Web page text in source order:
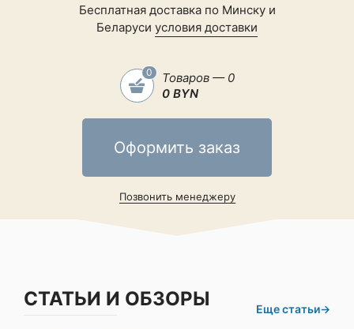
▸Маршруты, ▸Круг на
велосипеде и
измерителем
мощности), ▸Гонки,
достигнутой цели -
время, дистанция,
пульс или калории),
(функциональная
пороговая
мощность), ▸Grit и
велосипедная
динамика,
Бесплатная доставка по Минску и
Беларуси условия доставки
0
Товаров — 0
0 BYN
Оформить заказ
Позвонить менеджеру
СТАТЬИ И ОБЗОРЫ Еще статьи→